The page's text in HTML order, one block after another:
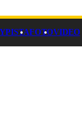
PISTAFOTOVIDEO